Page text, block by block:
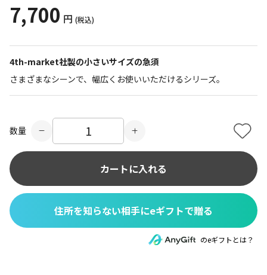
4th-market社製の小さいサイズの急須
さまざまなシーンで、幅広くお使いいただけるシリーズ。
7,700 円 (税込)
数量
カートに入れる
住所を知らない相手にeギフトで贈る
のeギフトとは？